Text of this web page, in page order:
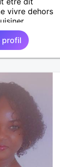
vivre dehors
voyager,
des
et
vivants. J
pas d alcool,
je ris souvent.
amoureux
de la
peux tout
mais j en ai
et rigoler
profil